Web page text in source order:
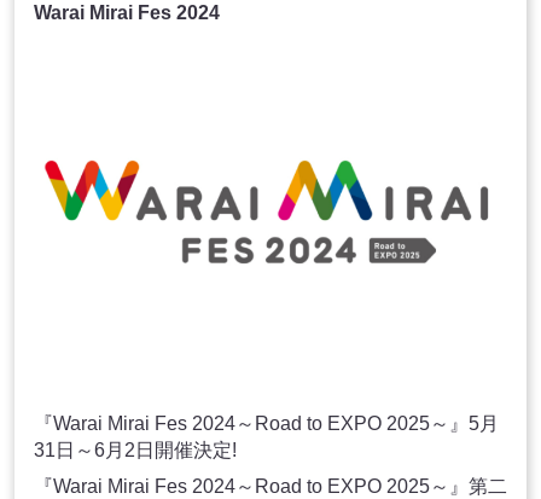
Warai Mirai Fes 2024
『Warai Mirai Fes 2024～Road to EXPO 2025～』5月
31日～6月2日開催決定!
『Warai Mirai Fes 2024～Road to EXPO 2025～』第二